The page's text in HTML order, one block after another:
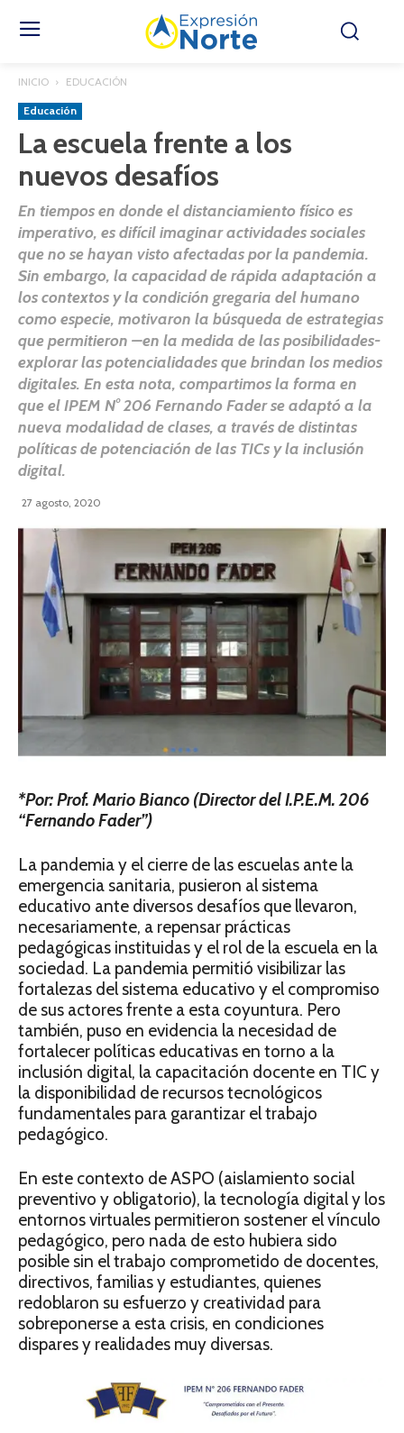
INICIO EDUCACIÓN
Educación
La escuela frente a los
nuevos desafíos
En tiempos en donde el distanciamiento físico es
imperativo, es difícil imaginar actividades sociales
que no se hayan visto afectadas por la pandemia.
Sin embargo, la capacidad de rápida adaptación a
los contextos y la condición gregaria del humano
como especie, motivaron la búsqueda de estrategias
que permitieron –en la medida de las posibilidades-
explorar las potencialidades que brindan los medios
digitales. En esta nota, compartimos la forma en
que el IPEM N° 206 Fernando Fader se adaptó a la
nueva modalidad de clases, a través de distintas
políticas de potenciación de las TICs y la inclusión
digital.
27 agosto, 2020
*Por: Prof. Mario Bianco (Director del I.P.E.M. 206
“Fernando Fader”)
La pandemia y el cierre de las escuelas ante la
emergencia sanitaria, pusieron al sistema
educativo ante diversos desafíos que lleva­ron,
necesariamente, a repensar prácticas
pedagógicas instituidas y el rol de la escue­la en la
sociedad. La pandemia permitió visibilizar las
fortalezas del sistema educativo y el compromiso
de sus actores frente a es­ta coyuntura. Pero
también, puso en evi­dencia la necesidad de
fortalecer políticas educativas en torno a la
inclusión digital, la capacitación docente en TIC y
la disponibi­lidad de recursos tecnológicos
fundamen­tales para garantizar el trabajo
pedagógico.
En este contexto de ASPO (aislamiento so­cial
preventivo y obligatorio), la tecnología digital y los
entornos virtuales permitieron sostener el vínculo
pedagógico, pero nada de esto hubiera sido
posible sin el trabajo comprometido de docentes,
directivos, fa­milias y estudiantes, quienes
redoblaron su esfuerzo y creatividad para
sobreponerse a esta crisis, en condiciones
dispares y reali­dades muy diversas.